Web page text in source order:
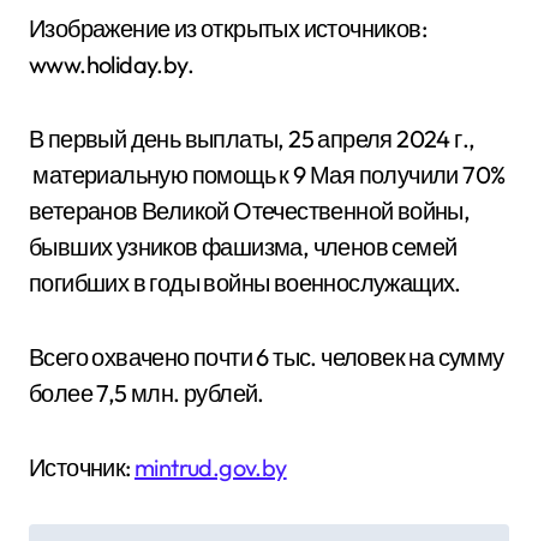
Изображение из открытых источников:
www.holiday.by.
В первый день выплаты, 25 апреля 2024 г.,
материальную помощь к 9 Мая получили 70%
ветеранов Великой Отечественной войны,
бывших узников фашизма, членов семей
погибших в годы войны военнослужащих.
Всего охвачено почти 6 тыс. человек на сумму
более 7,5 млн. рублей.
Источник: mintrud.gov.by